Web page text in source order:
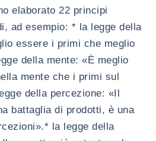
elaborato 22 principi
, ad esempio: * la legge della
essere i primi che meglio
della mente:«È meglio
mente che i primi sul
della percezione: «Il
battaglia di prodotti, è una
* la legge della